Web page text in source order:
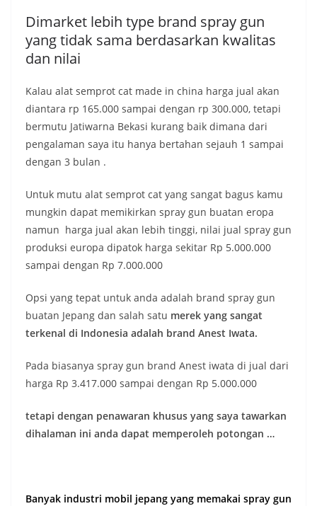
Dimarket lebih type brand spray gun
yang tidak sama berdasarkan kwalitas
dan nilai
Kalau alat semprot cat made in china harga jual akan
diantara rp 165.000 sampai dengan rp 300.000, tetapi
bermutu Jatiwarna Bekasi kurang baik dimana dari
pengalaman saya itu hanya bertahan sejauh 1 sampai
dengan 3 bulan .
Untuk mutu alat semprot cat yang sangat bagus kamu
mungkin dapat memikirkan spray gun buatan eropa
namun harga jual akan lebih tinggi, nilai jual spray gun
produksi europa dipatok harga sekitar Rp 5.000.000
sampai dengan Rp 7.000.000
Opsi yang tepat untuk anda adalah brand spray gun
buatan Jepang dan salah satu merek yang sangat
terkenal di Indonesia adalah brand Anest Iwata.
Pada biasanya spray gun brand Anest iwata di jual dari
harga Rp 3.417.000 sampai dengan Rp 5.000.000
tetapi dengan penawaran khusus yang saya tawarkan
dihalaman ini anda dapat memperoleh potongan …
Banyak industri mobil jepang yang memakai spray gun